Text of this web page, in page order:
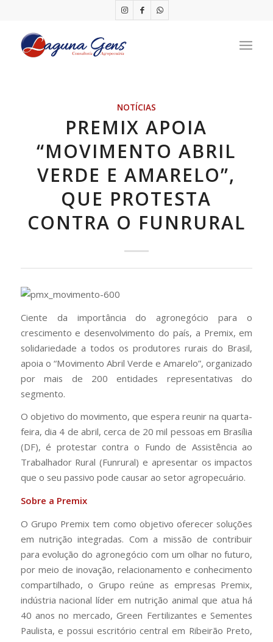
NOTÍCIAS
PREMIX APOIA
“MOVIMENTO ABRIL
VERDE E AMARELO”,
QUE PROTESTA
CONTRA O FUNRURAL
Ciente da importância do agronegócio para o
crescimento e desenvolvimento do país, a Premix, em
solidariedade a todos os produtores rurais do Brasil,
apoia o “Movimento Abril Verde e Amarelo”, organizado
por mais de 200 entidades representativas do
segmento.
O objetivo do movimento, que espera reunir na quarta-
feira, dia 4 de abril, cerca de 20 mil pessoas em Brasília
(DF), é protestar contra o Fundo de Assistência ao
Trabalhador Rural (Funrural) e apresentar os impactos
que o seu passivo pode causar ao setor agropecuário.
Sobre a Premix
O Grupo Premix tem como objetivo oferecer soluções
em nutrição integradas. Com a missão de contribuir
para evolução do agronegócio com um olhar no futuro,
por meio de inovação, relacionamento e conhecimento
compartilhado, o Grupo reúne as empresas Premix,
indústria nacional líder em nutrição animal que atua há
40 anos no mercado, Green Fertilizantes e Sementes
Paulista, e possui escritório central em Ribeirão Preto,